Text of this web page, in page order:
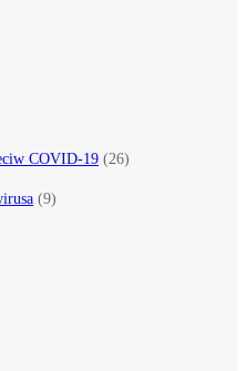
COVID-19 (26)
(9)